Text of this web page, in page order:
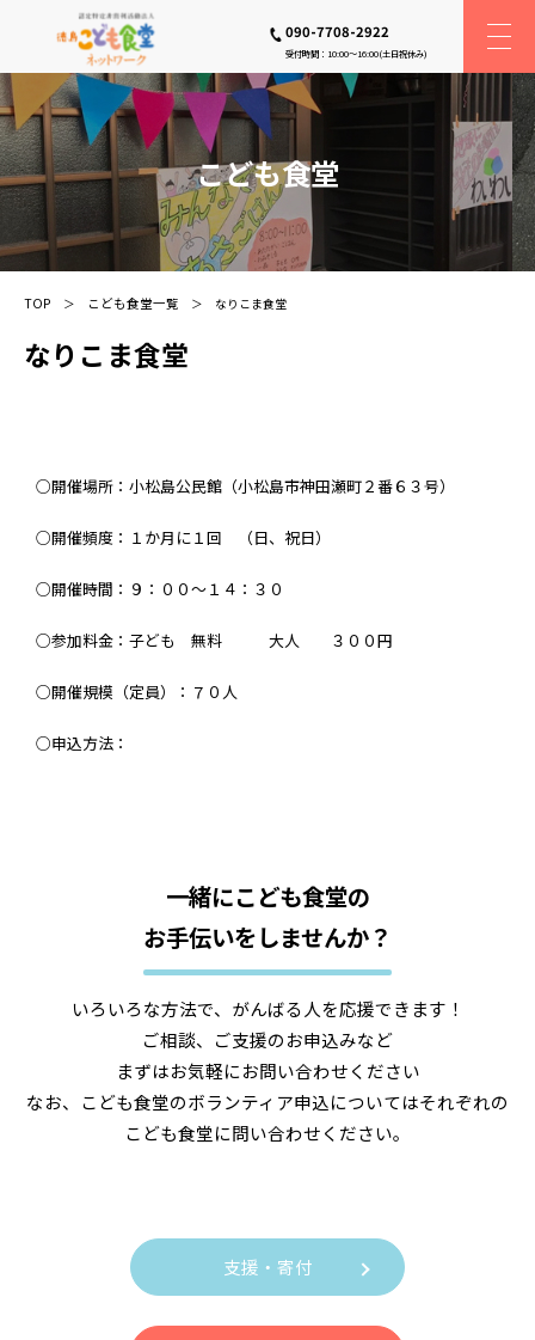
090-7708-2922
受付時間：10:00〜16:00(土日祝休み)
こども食堂
TOP こども食堂一覧 なりこま食堂
なりこま食堂
○開催場所：小松島公民館（小松島市神田瀬町２番６３号）
○開催頻度：１か月に１回 （日、祝日）
○開催時間：９：００～１４：３０
○参加料金：子ども 無料 大人 ３００円
○開催規模（定員）：７０人
○申込方法：
一緒にこども食堂の
お手伝いをしませんか？
いろいろな方法で、がんばる人を応援できます！
ご相談、ご支援のお申込みなど
まずはお気軽にお問い合わせください
なお、こども食堂のボランティア申込についてはそれぞれの
こども食堂に問い合わせください。
支援・寄付